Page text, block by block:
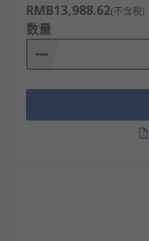
RMB13,988.62(不含税)
数量